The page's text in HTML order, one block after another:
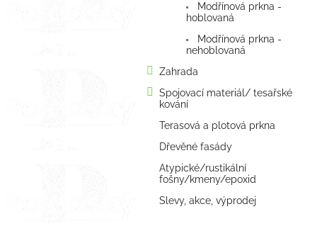
Modřínová prkna -
hoblovaná
Modřínová prkna -
nehoblovaná
Zahrada
Spojovací materiál/ tesařské
kování
Terasová a plotová prkna
Dřevěné fasády
Atypické/rustikální
fošny/kmeny/epoxid
Slevy, akce, výprodej